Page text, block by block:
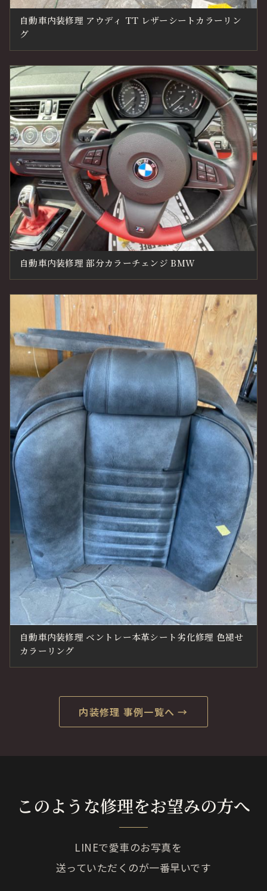
自動車内装修理 アウディ TT レザーシートカラーリン
グ
自動車内装修理 部分カラーチェンジ BMW
自動車内装修理 ベントレー本革シート劣化修理 色褪せ
カラーリング
内装修理 事例一覧へ →
このような修理をお望みの方へ
LINEで愛車のお写真を
送っていただくのが一番早いです